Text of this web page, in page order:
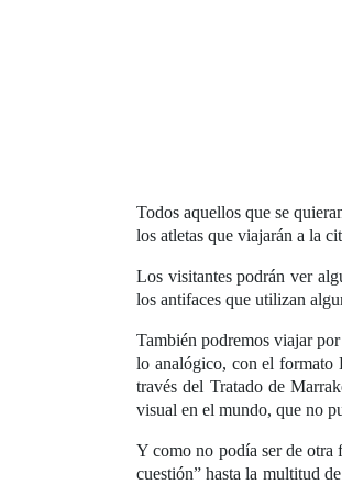
Todos aquellos que se
los atletas que viajarán a la
Los visitantes podrán ver
los antifaces que utilizan
También podremos viajar
lo analógico, con el formato
través del Tratado de
visual en el mundo, que no
Y como no podía ser de otra
cuestión” hasta la multitud